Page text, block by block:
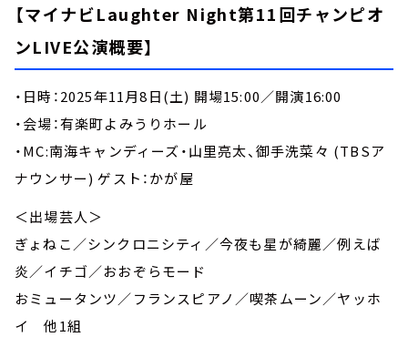
【マイナビLaughter Night第11回チャンピオ
ンLIVE公演概要】
・日時：2025年11月8日(土) 開場15:00／開演16:00
・会場：有楽町よみうりホール
・MC:南海キャンディーズ・山里亮太、御手洗菜々 (TBSア
ナウンサー) ゲスト：かが屋
＜出場芸人＞
ぎょねこ／シンクロニシティ／今夜も星が綺麗／例えば
炎／イチゴ／おおぞらモード
おミュータンツ／フランスピアノ／喫茶ムーン／ヤッホ
イ 他1組